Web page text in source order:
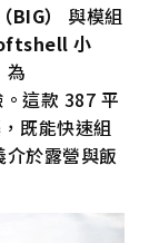
）
與模組
小
為
這款 387 平
既能快速組
於露營與飯